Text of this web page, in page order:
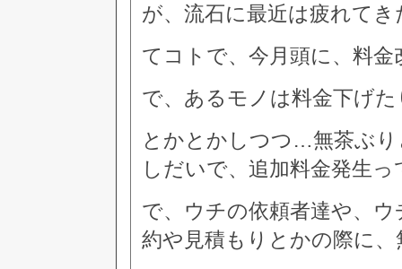
が、流石に最近は疲れてき
てコトで、今月頭に、料金
で、あるモノは料金下げた
とかとかしつつ…無茶ぶ
しだいで、追加料金発生
で、ウチの依頼者達や、
約や見積もりとかの際に